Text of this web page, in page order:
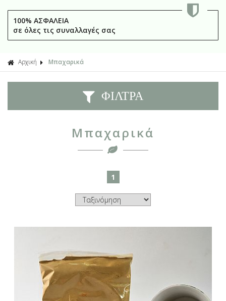
100% ΑΣΦΑΛΕΙΑ
σε όλες τις συναλλαγές σας
Αρχική Μπαχαρικά
ΦΙΛΤΡΑ
Μπαχαρικά
1